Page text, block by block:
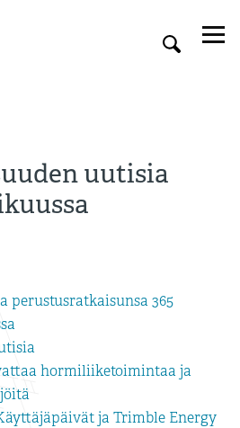
uutisia
perustusratkaisunsa 365
hormiliiketoimintaa ja
ja Trimble Energy